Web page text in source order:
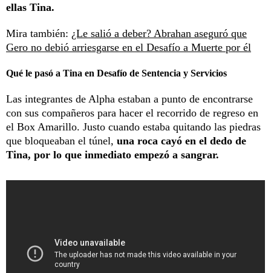
ellas Tina.
Mira también: ¿Le salió a deber? Abrahan aseguró que
Gero no debió arriesgarse en el Desafío a Muerte por él
Qué le pasó a Tina en Desafío de Sentencia y Servicios
Las integrantes de Alpha estaban a punto de encontrarse
con sus compañeros para hacer el recorrido de regreso en
el Box Amarillo. Justo cuando estaba quitando las piedras
que bloqueaban el túnel, una roca cayó en el dedo de
Tina, por lo que inmediato empezó a sangrar.